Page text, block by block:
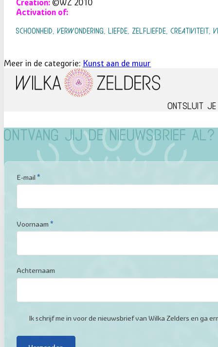
Creation:©WZ 2010
Activation of:
SCHOONHEID, VERWONDERING, LIEFDE, ZELFLIEFDE,
Meer in de categorie: Kunst aan de muur
Ontsluit je
Ontvang jij de nieuwsbrief al?
Sectie
E-mail *
Voornaam *
Achternaam
Ik schrijf me in voor de nieuwsbrief van Wilka Zelders en ga